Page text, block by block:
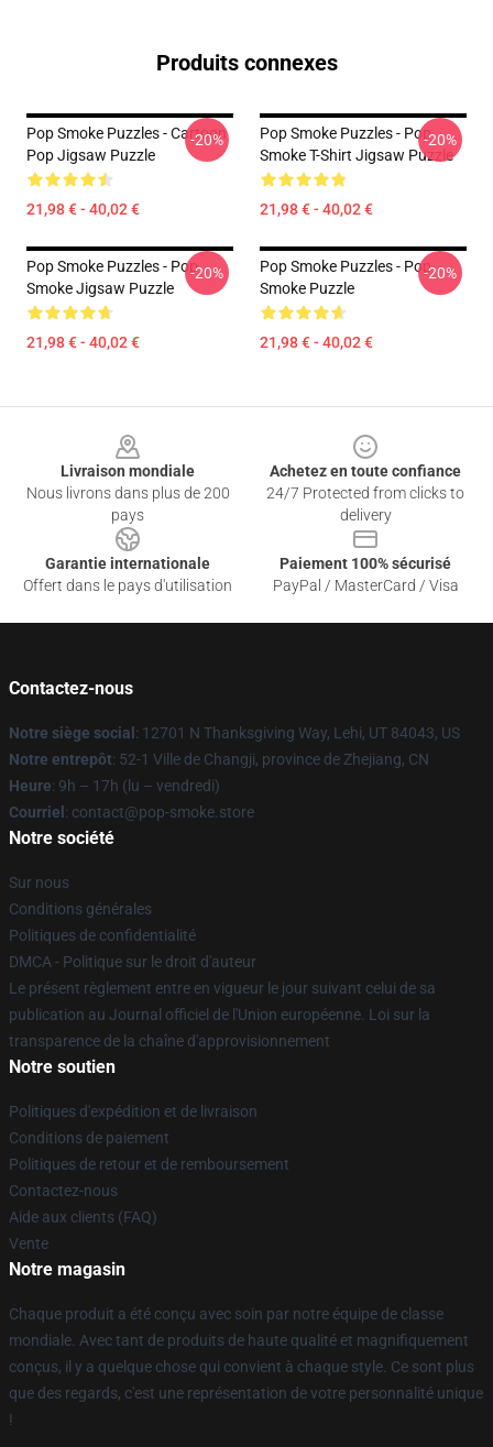
Produits connexes
Pop Smoke Puzzles - Cartoon
Pop Jigsaw Puzzle
21,98 € - 40,02 €
-20%
Pop Smoke Puzzles - Pop
Smoke T-Shirt Jigsaw Puzzle
21,98 € - 40,02 €
-20%
Pop Smoke Puzzles - Pop
Smoke Jigsaw Puzzle
21,98 € - 40,02 €
-20%
Pop Smoke Puzzles - Pop
Smoke Puzzle
21,98 € - 40,02 €
-20%
Livraison mondiale
Nous livrons dans plus de 200
pays
Achetez en toute confiance
24/7 Protected from clicks to
delivery
Garantie internationale
Offert dans le pays d'utilisation
Paiement 100% sécurisé
PayPal / MasterCard / Visa
Contactez-nous
Notre siège social : 12701 N Thanksgiving Way, Lehi, UT 84043, US
Notre entrepôt: 52-1 Ville de Changji, province de Zhejiang, CN
Heure: 9h – 17h (lu – vendredi)
Courriel : contact@pop-smoke.store
Notre société
Sur nous
Conditions générales
Politiques de confidentialité
DMCA - Politique sur le droit d'auteur
Le présent règlement entre en vigueur le jour suivant celui de sa
publication au Journal officiel de l'Union européenne. Loi sur la
transparence de la chaîne d'approvisionnement
Notre soutien
Politiques d'expédition et de livraison
Conditions de paiement
Politiques de retour et de remboursement
Contactez-nous
Aide aux clients (FAQ)
Vente
Notre magasin
Chaque produit a été conçu avec soin par notre équipe de classe
mondiale. Avec tant de produits de haute qualité et magnifiquement
conçus, il y a quelque chose qui convient à chaque style. Ce sont plus
que des regards, c'est une représentation de votre personnalité unique
!